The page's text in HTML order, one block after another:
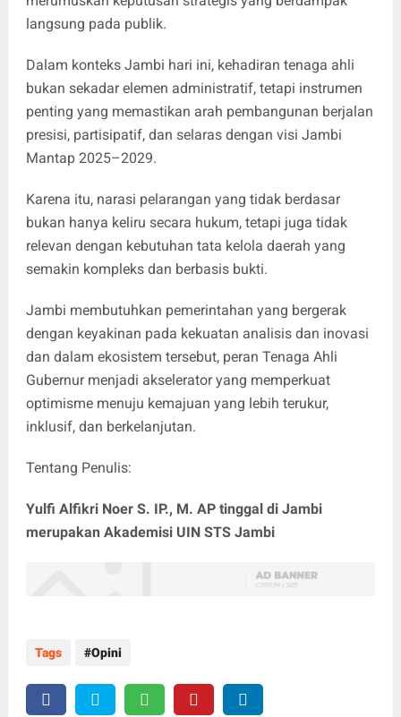
langsung pada publik.
Dalam konteks Jambi hari ini, kehadiran tenaga ahli
bukan sekadar elemen administratif, tetapi instrumen
penting yang memastikan arah pembangunan berjalan
presisi, partisipatif, dan selaras dengan visi Jambi
Mantap 2025–2029.
Karena itu, narasi pelarangan yang tidak berdasar
bukan hanya keliru secara hukum, tetapi juga tidak
relevan dengan kebutuhan tata kelola daerah yang
semakin kompleks dan berbasis bukti.
Jambi membutuhkan pemerintahan yang bergerak
dengan keyakinan pada kekuatan analisis dan inovasi
dan dalam ekosistem tersebut, peran Tenaga Ahli
Gubernur menjadi akselerator yang memperkuat
optimisme menuju kemajuan yang lebih terukur,
inklusif, dan berkelanjutan.
Tentang Penulis:
Yulfi Alfikri Noer S. IP., M. AP tinggal di Jambi
merupakan Akademisi UIN STS Jambi
Tags Opini